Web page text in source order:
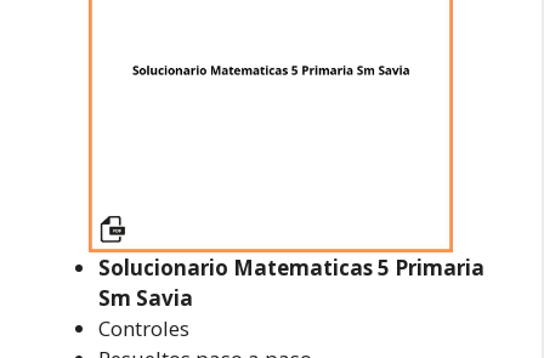
Solucionario Matematicas 5 Primaria
Sm Savia
Controles